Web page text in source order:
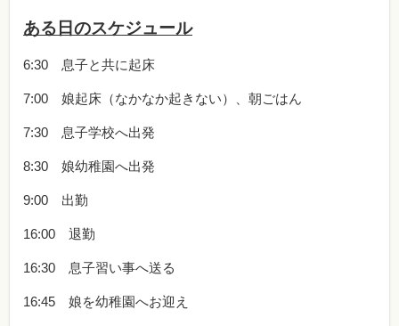
ある日のスケジュール
6:30 息子と共に起床
7:00 娘起床（なかなか起きない）、朝ごはん
7:30 息子学校へ出発
8:30 娘幼稚園へ出発
9:00 出勤
16:00 退勤
16:30 息子習い事へ送る
16:45 娘を幼稚園へお迎え